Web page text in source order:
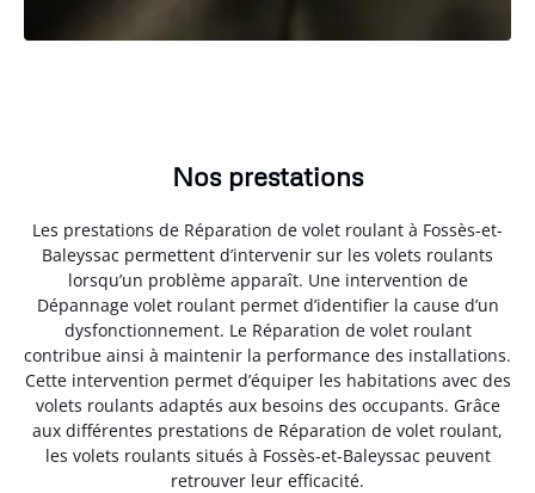
Nos prestations
Les prestations de Réparation de volet roulant à Fossès-et-
Baleyssac permettent d’intervenir sur les volets roulants
lorsqu’un problème apparaît. Une intervention de
Dépannage volet roulant permet d’identifier la cause d’un
dysfonctionnement. Le Réparation de volet roulant
contribue ainsi à maintenir la performance des installations.
Cette intervention permet d’équiper les habitations avec des
volets roulants adaptés aux besoins des occupants. Grâce
aux différentes prestations de Réparation de volet roulant,
les volets roulants situés à Fossès-et-Baleyssac peuvent
retrouver leur efficacité.